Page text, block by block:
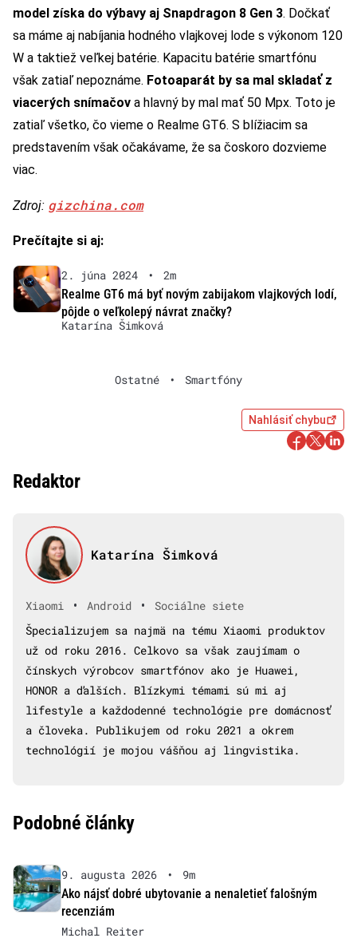
model získa do výbavy aj Snapdragon 8 Gen 3. Dočkať
sa máme aj nabíjania hodného vlajkovej lode s výkonom 120
W a taktiež veľkej batérie. Kapacitu batérie smartfónu
však zatiaľ nepoznáme. Fotoaparát by sa mal skladať z
viacerých snímačov a hlavný by mal mať 50 Mpx. Toto je
zatiaľ všetko, čo vieme o Realme GT6. S blížiacim sa
predstavením však očakávame, že sa čoskoro dozvieme
viac.
Zdroj: gizchina.com
Prečítajte si aj:
2. júna 2024 •
2m
Realme GT6 má byť novým zabijakom vlajkových lodí,
pôjde o veľkolepý návrat značky?
Katarína Šimková
Ostatné • Smartfóny
Nahlásiť chybu
Redaktor
Katarína Šimková
Xiaomi • Android •
Sociálne siete
Špecializujem sa najmä na tému Xiaomi produktov
už od roku 2016. Celkovo sa však zaujímam o
čínskych výrobcov smartfónov ako je Huawei,
HONOR a ďalších. Blízkymi témami sú mi aj
lifestyle a každodenné technológie pre domácnosť
a človeka. Publikujem od roku 2021 a okrem
technológií je mojou vášňou aj lingvistika.
Podobné články
9. augusta 2026 •
9m
Ako nájsť dobré ubytovanie a nenaletieť falošným
recenziám
Michal Reiter